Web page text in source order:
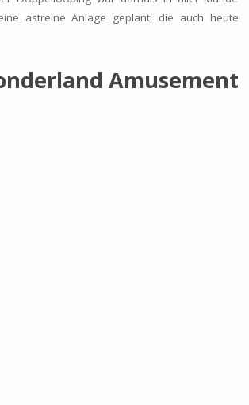
astreine Anlage geplant, die auch heute
Amusement